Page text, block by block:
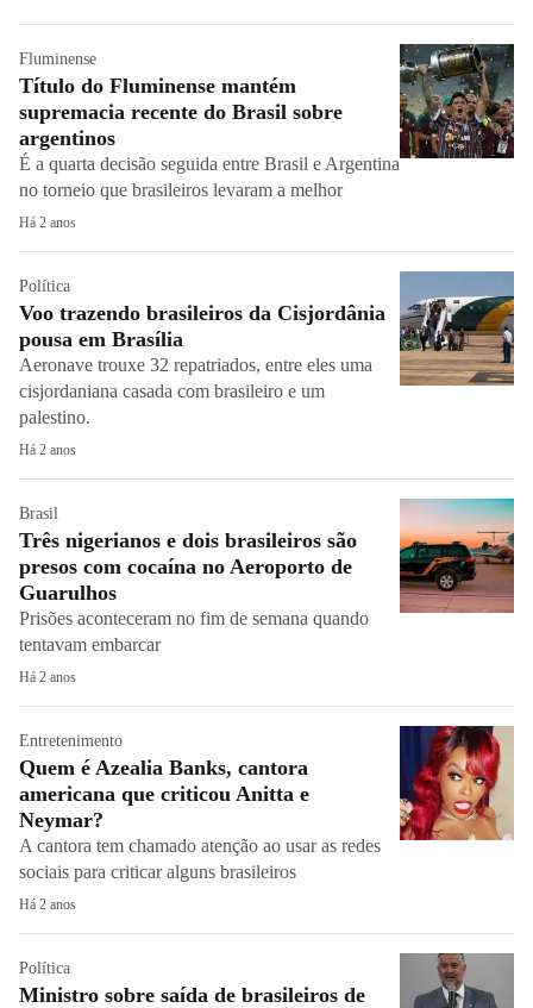
Fluminense
Título do Fluminense mantém
supremacia recente do Brasil sobre
argentinos
É a quarta decisão seguida entre Brasil e Argentina
no torneio que brasileiros levaram a melhor
Há 2 anos
Política
Voo trazendo brasileiros da Cisjordânia
pousa em Brasília
Aeronave trouxe 32 repatriados, entre eles uma
cisjordaniana casada com brasileiro e um
palestino.
Há 2 anos
Brasil
Três nigerianos e dois brasileiros são
presos com cocaína no Aeroporto de
Guarulhos
Prisões aconteceram no fim de semana quando
tentavam embarcar
Há 2 anos
Entretenimento
Quem é Azealia Banks, cantora
americana que criticou Anitta e
Neymar?
A cantora tem chamado atenção ao usar as redes
sociais para criticar alguns brasileiros
Há 2 anos
Política
Ministro sobre saída de brasileiros de